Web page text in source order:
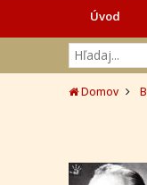
Úvod
Domov